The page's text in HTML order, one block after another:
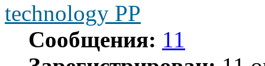
technology PP
Сообщения: 11